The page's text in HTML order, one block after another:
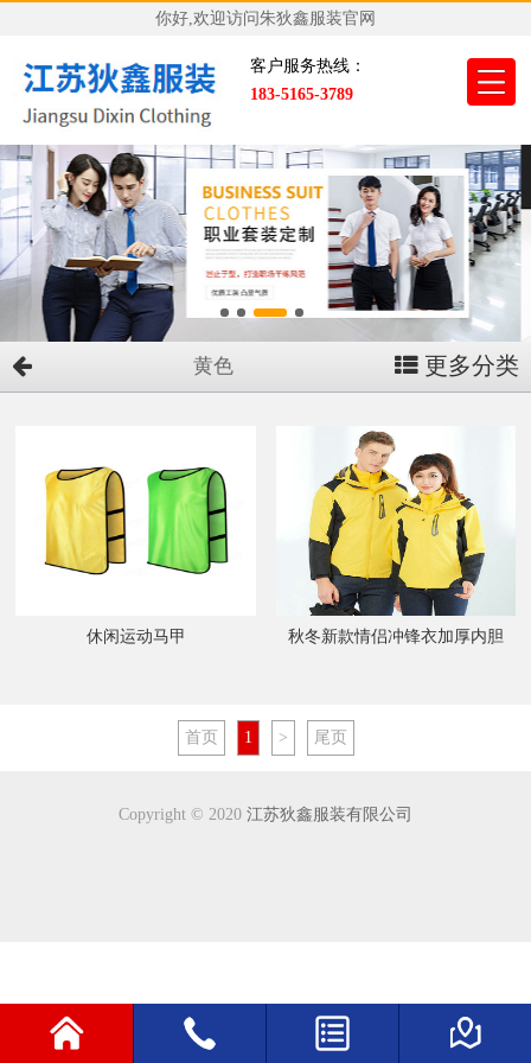
你好,欢迎访问朱狄鑫服装官网
客户服务热线：
183-5165-3789
黄色 更多分类
休闲运动马甲 秋冬新款情侣冲锋衣加厚内胆
首页 1 > 尾页
Copyright © 2020 江苏狄鑫服装有限公司